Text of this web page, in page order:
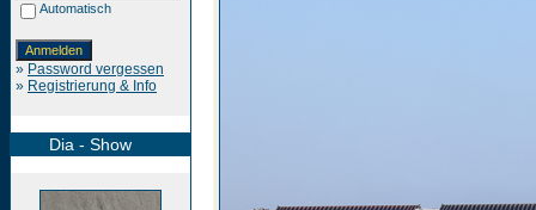
Automatisch
» Password vergessen
» Registrierung & Info
Dia - Show